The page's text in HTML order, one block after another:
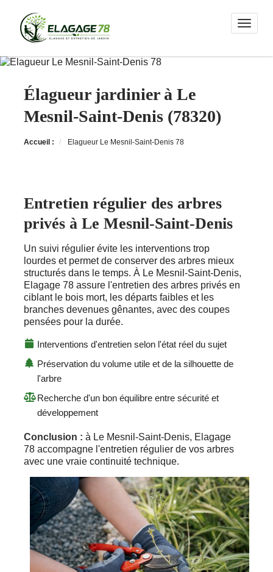
Toggle
Élagueur jardinier à Le
Mesnil-Saint-Denis (78320)
Accueil : Elagueur Le Mesnil-Saint-Denis 78
Entretien régulier des arbres
privés à Le Mesnil-Saint-Denis
Un suivi régulier évite les interventions trop
lourdes et permet de conserver des arbres mieux
structurés dans le temps. À Le Mesnil-Saint-Denis,
Elagage 78 assure l'entretien des arbres privés en
ciblant le bois mort, les départs faibles et les
branches devenues gênantes, avec des coupes
pensées pour la durée.
Interventions d'entretien selon l'état réel du sujet
Préservation du volume utile et de la silhouette de
l'arbre
Recherche d'un bon équilibre entre sécurité et
développement
Conclusion : à Le Mesnil-Saint-Denis, Elagage
78 accompagne l'entretien régulier de vos arbres
avec une vraie continuité technique.